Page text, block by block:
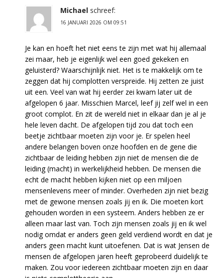
Michael schreef:
16 JANUARI 2026 OM 09:51
Je kan en hoeft het niet eens te zijn met wat hij allemaal
zei maar, heb je eigenlijk wel een goed gekeken en
geluisterd? Waarschijnlijk niet. Het is te makkelijk om te
zeggen dat hij complotten verspreide. Hij zetten ze juist
uit een. Veel van wat hij eerder zei kwam later uit de
afgelopen 6 jaar. Misschien Marcel, leef jij zelf wel in een
groot complot. En zit de wereld niet in elkaar dan je al je
hele leven dacht. De afgelopen tijd zou dat toch een
beetje zichtbaar moeten zijn voor je. Er spelen heel
andere belangen boven onze hoofden en de gene die
zichtbaar de leiding hebben zijn niet de mensen die de
leiding (macht) in werkelijkheid hebben. De mensen die
echt de macht hebben kijken niet op een miljoen
mensenlevens meer of minder. Overheden zijn niet bezig
met de gewone mensen zoals jij en ik. Die moeten kort
gehouden worden in een systeem. Anders hebben ze er
alleen maar last van. Toch zijn mensen zoals jij en ik wel
nodig omdat er anders geen geld verdiend wordt en dat je
anders geen macht kunt uitoefenen. Dat is wat Jensen de
mensen de afgelopen jaren heeft geprobeerd duidelijk te
maken. Zou voor iedereen zichtbaar moeten zijn en daar